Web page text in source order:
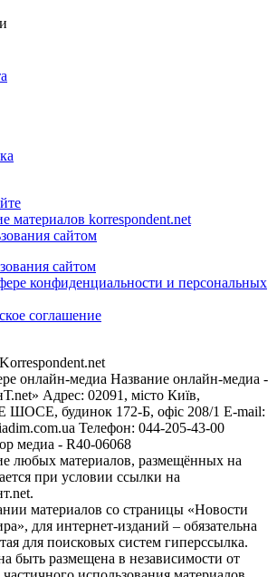
материалов korrespondent.net
сайтом
сайтом
конфиденциальности и персональных
соглашение
онлайн-медиа Название онлайн-медиа -
Адрес: 02091, місто Київ,
будинок 172-Б, офіс 208/1 E-mail:
Телефон: 044-205-43-00
медиа - R40-06068
любых материалов, размещённых на
при условии ссылки на
материалов со страницы «Новости
для интернет-изданий – обязательна
для поисковых систем гиперссылка.
быть размещена в независимости от